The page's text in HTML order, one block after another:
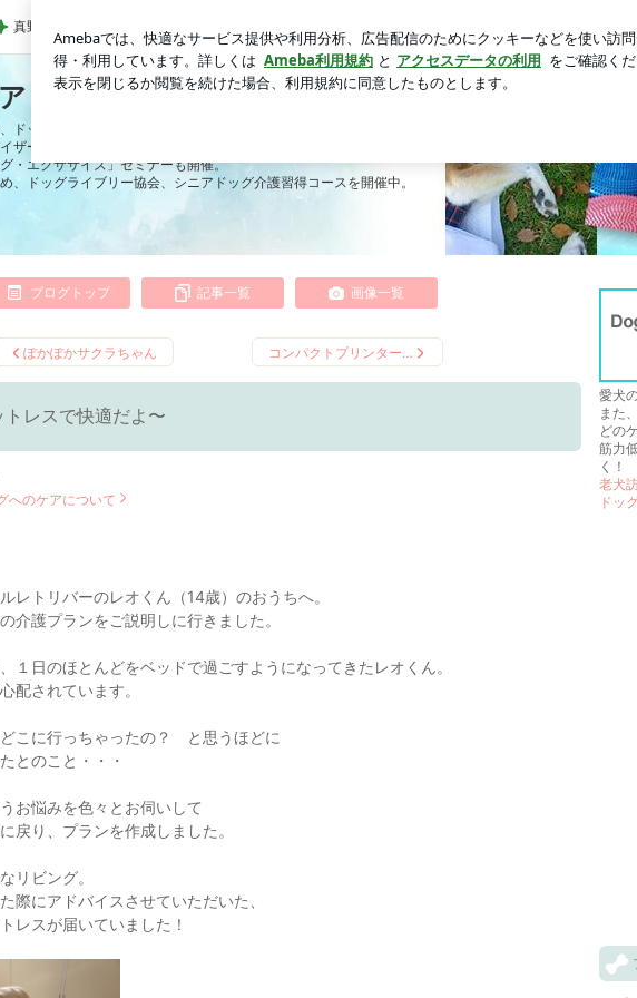
ドッグのそばに
真野恵里菜 鮭が主菜の夕食献立 ログ
ドッグのそばに
ドッグヘルパー One by Oneとして
ザーをしています。
・エクササイズ」セミナーも開催。
、ドッグライブリー協会、シニアドッグ介護習得コースを開催中。
ブログトップ 記事一覧 画像一覧
ぽかぽかサクラちゃん コンパクトプリンター…
レスで快適だよ〜
へのケアについて
レトリバーのレオくん（14歳）のおうちへ。
介護プランをご説明しに行きました。
１日のほとんどをベッドで過ごすようになってきたレオくん。
配されています。
こに行っちゃったの？ と思うほどに
とのこと・・・
お悩みを色々とお伺いして
戻り、プランを作成しました。
リビング。
際にアドバイスさせていただいた、
レスが届いていました！
愛犬
また
どの
筋力
く！
老犬
ドッ